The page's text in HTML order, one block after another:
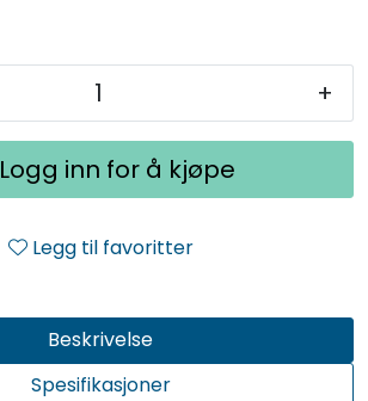
+
Logg inn for å kjøpe
Legg til favoritter
Beskrivelse
Spesifikasjoner